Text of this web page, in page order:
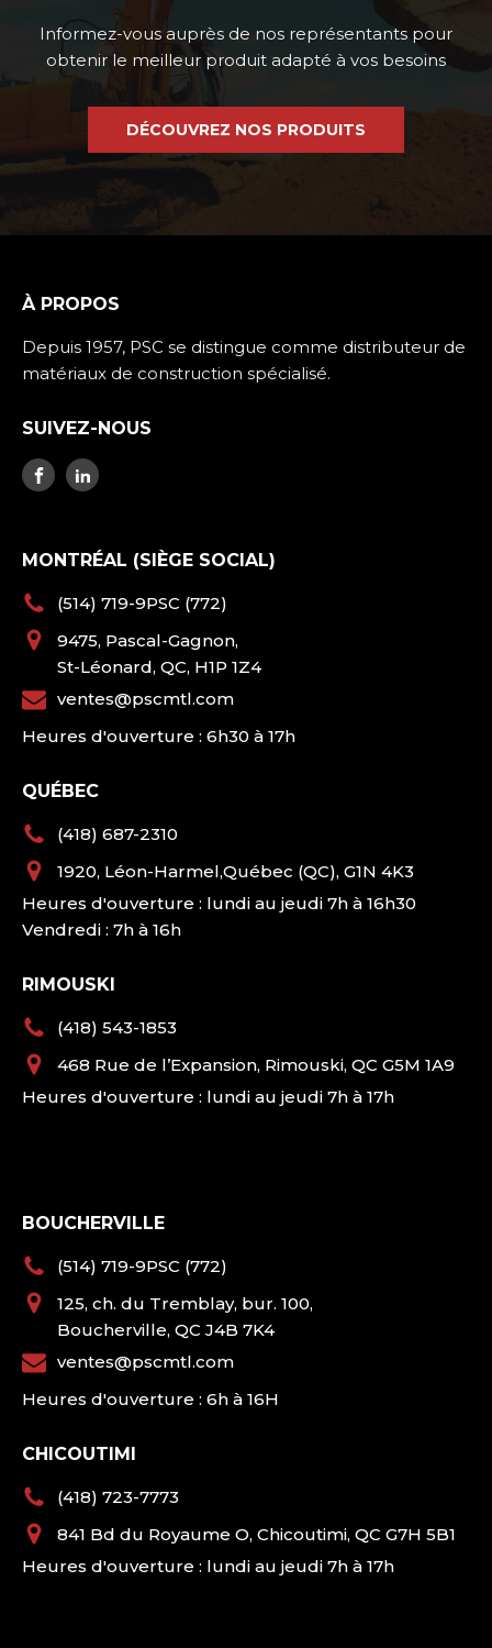
Informez-vous auprès de nos représentants pour
obtenir le meilleur produit adapté à vos besoins
DÉCOUVREZ NOS PRODUITS
À PROPOS
Depuis 1957, PSC se distingue comme distributeur de
matériaux de construction spécialisé.
SUIVEZ-NOUS
MONTRÉAL (SIÈGE SOCIAL)
(514) 719-9PSC (772)
9475, Pascal-Gagnon,
St-Léonard, QC, H1P 1Z4
ventes@pscmtl.com
Heures d'ouverture : 6h30 à 17h
QUÉBEC
(418) 687-2310
1920, Léon-Harmel,Québec (QC), G1N 4K3
Heures d'ouverture : lundi au jeudi 7h à 16h30
Vendredi : 7h à 16h
RIMOUSKI
(418) 543-1853
468 Rue de l’Expansion, Rimouski, QC G5M 1A9
Heures d'ouverture : lundi au jeudi 7h à 17h
BOUCHERVILLE
(514) 719-9PSC (772)
125, ch. du Tremblay, bur. 100,
Boucherville, QC J4B 7K4
ventes@pscmtl.com
Heures d'ouverture : 6h à 16H
CHICOUTIMI
(418) 723-7773
841 Bd du Royaume O, Chicoutimi, QC G7H 5B1
Heures d'ouverture : lundi au jeudi 7h à 17h